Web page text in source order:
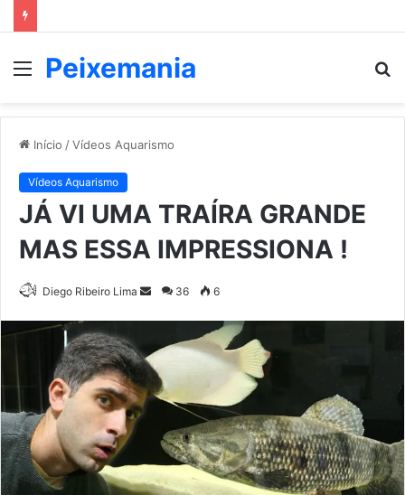
Menu
Peixemania
Início /Vídeos Aquarismo
Vídeos Aquarismo
JÁ VI UMA TRAÍRA GRANDE
MAS ESSA IMPRESSIONA !
Diego Ribeiro Lima
Mande
mail
36 6